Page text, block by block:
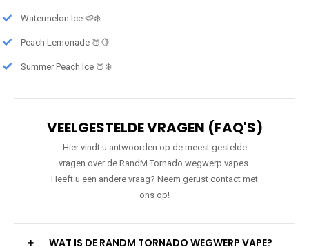
Watermelon Ice 🍉❄️
Peach Lemonade 🍑🍋
Summer Peach Ice 🍑❄️
VEELGESTELDE VRAGEN (FAQ'S)
Hier vindt u antwoorden op de meest gestelde
vragen over de RandM Tornado wegwerp vapes.
Heeft u een andere vraag? Neem gerust contact met
ons op!
WAT IS DE RANDM TORNADO WEGWERP VAPE?